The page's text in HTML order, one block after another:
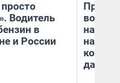
Водитель
в
и России
нам
даже